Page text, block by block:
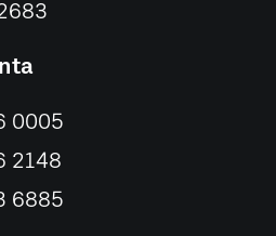
0005
2148
6885